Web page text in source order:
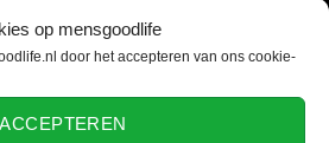
op mensgoodlife
door het accepteren van ons cookie-
ACCEPTEREN
gadgets en sport.